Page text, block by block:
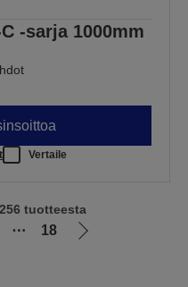
-sarja 1000mm
Vertaile
⋯ 18
Siirry
tuotteesta